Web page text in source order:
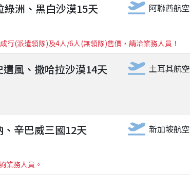
行(派遣領隊)及4人/6人(無領隊)售價，請洽業務人員！
洲、黑白沙漠15天 阿聯酋航空
風、撒哈拉沙漠14天 土耳其航空
業務人員。
辛巴威三國12天 新加坡航空